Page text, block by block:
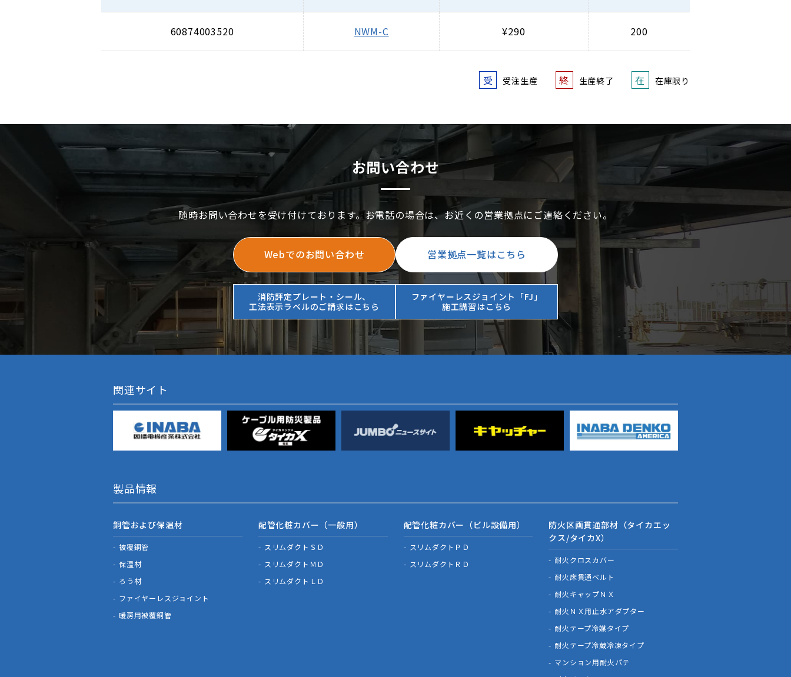
60874003520 NWM-C ¥290 200
受 受注生産 終 生産終了 在 在庫限り
お問い合わせ
随時お問い合わせを受け付けております。お電話の場合は、お近くの営業拠点にご連絡ください。
Webでのお問い合わせ 営業拠点一覧はこちら
消防評定プレート・シール、
工法表示ラベルのご請求はこちら
ファイヤーレスジョイント「FJ」
施工講習はこちら
関連サイト
製品情報
銅管および保温材
被覆銅管
保温材
ろう材
ファイヤーレスジョイント
暖房用被覆銅管
配管化粧カバー（一般用）
スリムダクトＳＤ
スリムダクトＭＤ
スリムダクトＬＤ
配管化粧カバー（ビル設備用）
スリムダクトＰＤ
スリムダクトＲＤ
防火区画貫通部材（タイカエッ
クス/タイカX）
耐火クロスカバー
耐火床貫通ベルト
耐火キャップＮＸ
耐火ＮＸ用止水アダプター
耐火テープ冷媒タイプ
耐火テープ冷蔵冷凍タイプ
マンション用耐火パテ